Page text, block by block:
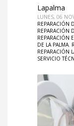
Lapalma
LUNES, 06
REPARACIÓN
REPARACIÓN
REPARACIÓN
DE LA PALMA,
REPARACIÓN
SERVICIO